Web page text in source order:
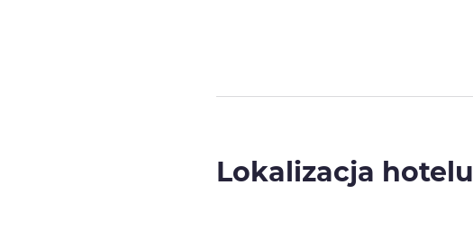
Lokalizacja hotelu